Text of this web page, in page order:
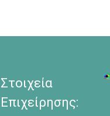
Στοιχεία
Επιχείρησης: